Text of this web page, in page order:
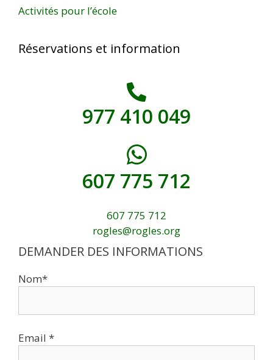
Activités pour l’école
Réservations et information
977 410 049
607 775 712
607 775 712
rogles@rogles.org
DEMANDER DES INFORMATIONS
Nom*
Email *